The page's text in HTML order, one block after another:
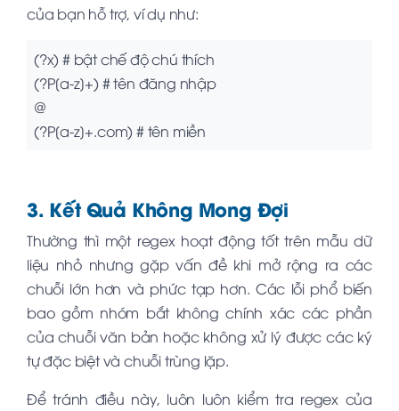
của bạn hỗ trợ, ví dụ như:
(?x) # bật chế độ chú thích
(?P[a-z]+) # tên đăng nhập
@
(?P[a-z]+.com) # tên miền
3. Kết Quả Không Mong Đợi
Thường thì một regex hoạt động tốt trên mẫu dữ
liệu nhỏ nhưng gặp vấn đề khi mở rộng ra các
chuỗi lớn hơn và phức tạp hơn. Các lỗi phổ biến
bao gồm nhóm bắt không chính xác các phần
của chuỗi văn bản hoặc không xử lý được các ký
tự đặc biệt và chuỗi trùng lặp.
Để tránh điều này, luôn luôn kiểm tra regex của